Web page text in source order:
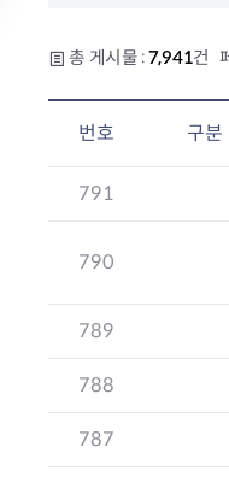
행사 및 프로그램
공원녹지현황
단체안내
동대문문화재단
총 게시물 :7,941건
번호 구분
791
790
789
788
787